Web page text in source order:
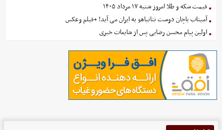
قیمت سکه و طلا امروز شنبه ۱۷ مرداد ۱۴۰۵
آمیتاب باچان دوست نتانیاهو به ایران می آید! +فیلم وعکس
اولین پیام محسن رضایی پس از شایعات خبری